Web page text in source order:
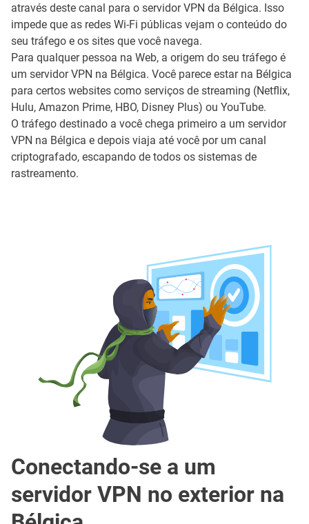
através deste canal para o servidor VPN da Bélgica. Isso
impede que as redes Wi-Fi públicas vejam o conteúdo do
seu tráfego e os sites que você navega.
Para qualquer pessoa na Web, a origem do seu tráfego é
um servidor VPN na Bélgica. Você parece estar na Bélgica
para certos websites como serviços de streaming (Netflix,
Hulu, Amazon Prime, HBO, Disney Plus) ou YouTube.
O tráfego destinado a você chega primeiro a um servidor
VPN na Bélgica e depois viaja até você por um canal
criptografado, escapando de todos os sistemas de
rastreamento.
Conectando-se a um
servidor VPN no exterior na